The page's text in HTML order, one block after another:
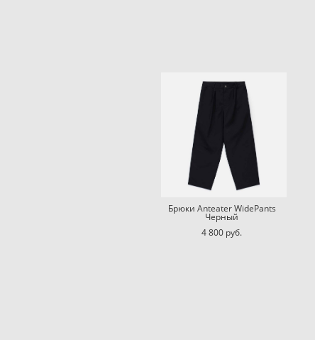
Брюки Anteater WidePants
Черный
4 800 pуб.